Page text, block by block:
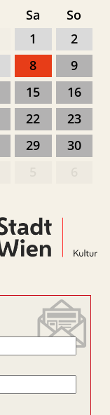
Sa
So
1
2
8
9
15
16
22
23
29
30